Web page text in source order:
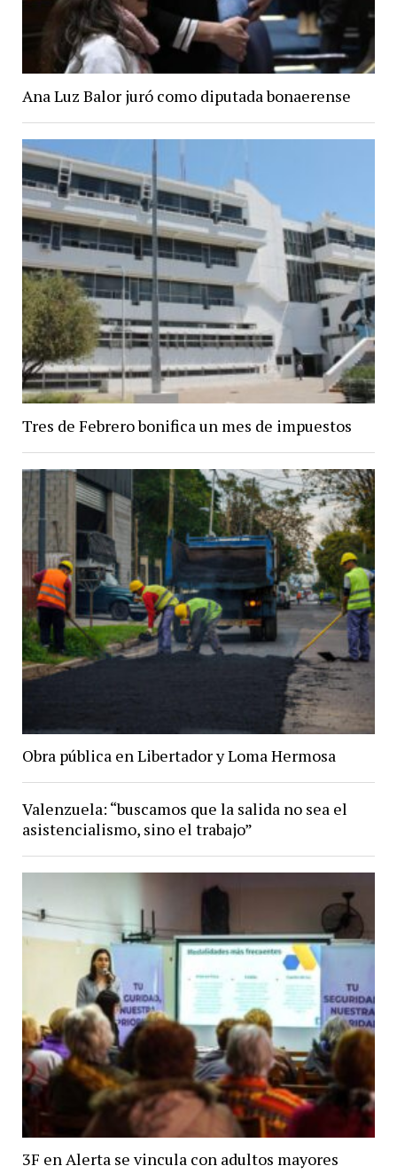
Ana Luz Balor juró como diputada bonaerense
Tres de Febrero bonifica un mes de impuestos
Obra pública en Libertador y Loma Hermosa
Valenzuela: “buscamos que la salida no sea el
asistencialismo, sino el trabajo”
3F en Alerta se vincula con adultos mayores